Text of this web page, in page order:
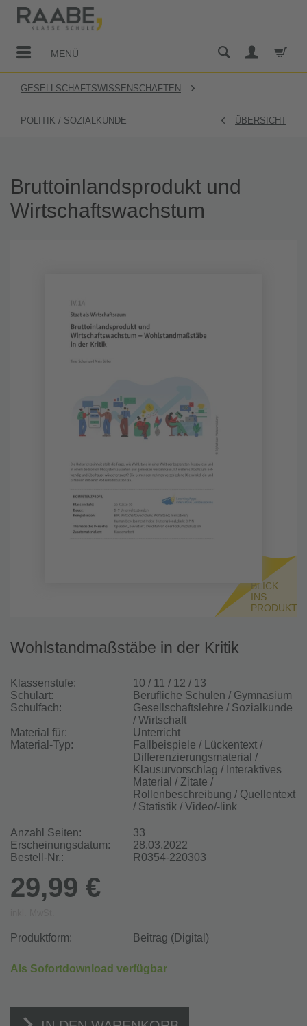
MENÜ
GESELLSCHAFTSWISSENSCHAFTEN
POLITIK / SOZIALKUNDE ÜBERSICHT
Bruttoinlandsprodukt und
Wirtschaftswachstum
BLICK
INS
PRODUKT
Wohlstandmaßstäbe in der Kritik
Klassenstufe:
10 / 11 / 12 / 13
Schulart:
Berufliche Schulen / Gymnasium
Schulfach:
Gesellschaftslehre / Sozialkunde
/ Wirtschaft
Material für:
Unterricht
Material-Typ:
Fallbeispiele / Lückentext /
Differenzierungsmaterial /
Klausurvorschlag / Interaktives
Material / Zitate /
Rollenbeschreibung / Quellentext
/ Statistik / Video/-link
Anzahl Seiten:
33
Erscheinungsdatum:
28.03.2022
Bestell-Nr.:
R0354-220303
29,99 €
Produktform: Beitrag (Digital)
Als Sofortdownload verfügbar